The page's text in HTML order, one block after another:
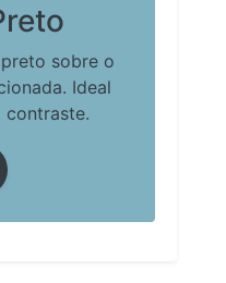
sobre o
Ideal
contraste.